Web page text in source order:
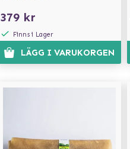
379 kr
Finns i Lager
LÄGG I VARUKORGEN